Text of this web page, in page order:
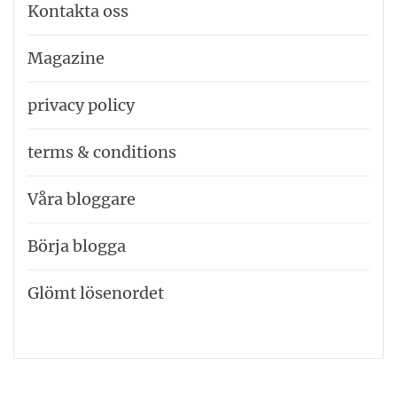
Kontakta oss
Magazine
privacy policy
terms & conditions
Våra bloggare
Börja blogga
Glömt lösenordet